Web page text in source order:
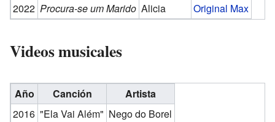
2022 Procura-se um Marido Alicia Original Max
Videos musicales
Año Canción
Artista
2016 "Ela Vai Além" Nego do Borel